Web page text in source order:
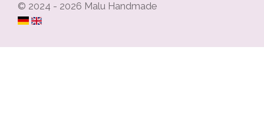
© 2024 - 2026 Malu Handmade